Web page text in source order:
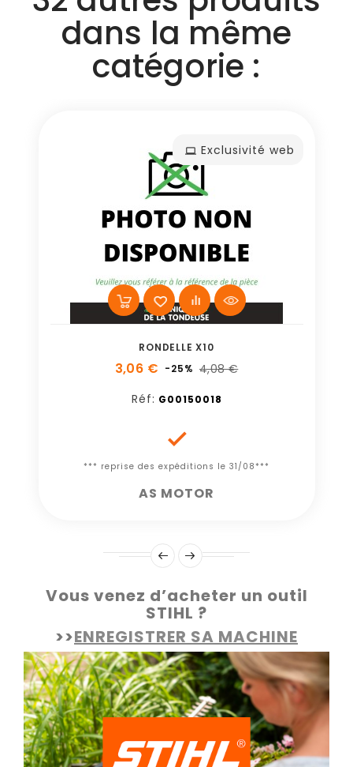
dans la même
catégorie :
Exclusivité web
RONDELLE X10
3,06 € -25% 4,08 €
Réf: G00150018

*** reprise des expéditions le 31/08***
AS MOTOR
Vous venez d’acheter un outil
STIHL ?
>>ENREGISTRER SA MACHINE